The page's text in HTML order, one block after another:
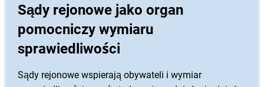
Sądy rejonowe jako organ
pomocniczy wymiaru
sprawiedliwości
Sądy rejonowe wspierają obywateli i wymiar